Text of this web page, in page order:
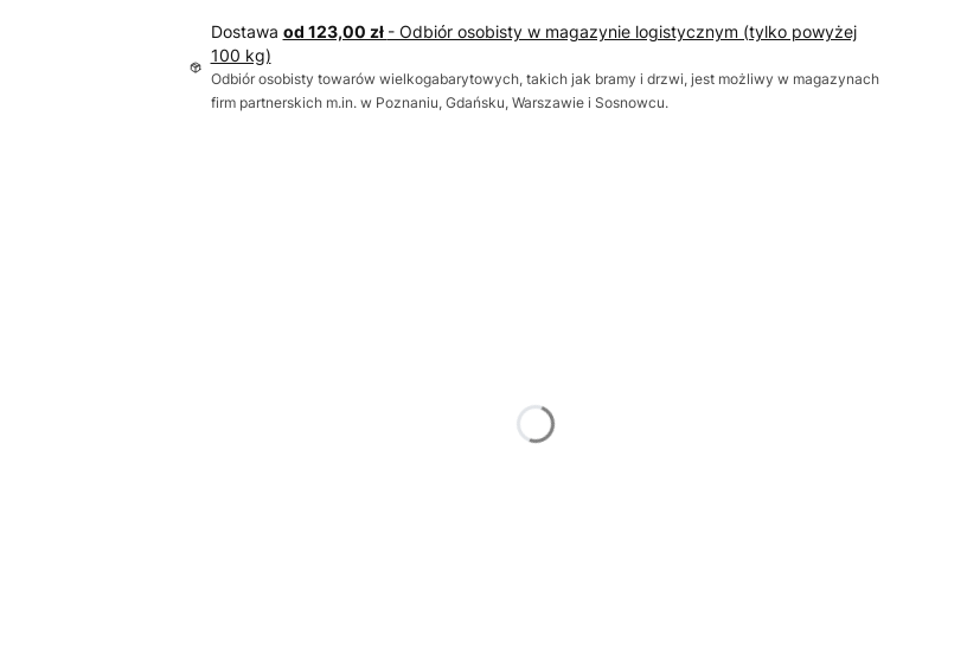
Dostawa od 123,00 zł - Odbiór osobisty w magazynie logistycznym (tylko powyżej
100 kg)
Odbiór osobisty towarów wielkogabarytowych, takich jak bramy i drzwi, jest możliwy w magazynach
firm partnerskich m.in. w Poznaniu, Gdańsku, Warszawie i Sosnowcu.